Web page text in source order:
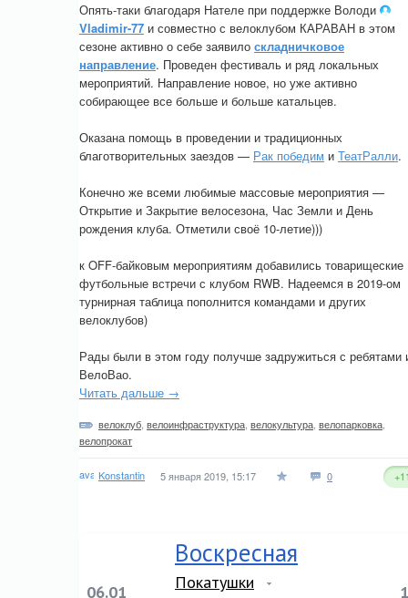
Опять-таки благодаря Нателе при поддержке Володи
Vladimir-77 и совместно с велоклубом КАРАВАН в этом
сезоне активно о себе заявило складничковое
направление. Проведен фестиваль и ряд локальных
мероприятий. Направление новое, но уже активно
собирающее все больше и больше катальцев.
Оказана помощь в проведении и традиционных
благотворительных заездов — Рак победим и ТеатРалли.
Конечно же всеми любимые массовые мероприятия —
Открытие и Закрытие велосезона, Час Земли и День
рождения клуба. Отметили своё 10-летие)))
к OFF-байковым мероприятиям добавились товарищеские
футбольные встречи с клубом RWB. Надеемся в 2019-ом
турнирная таблица пополнится командами и других
велоклубов)
Рады были в этом году получше задружиться с ребятами
ВелоВао.
Читать дальше →
велоклуб велоинфраструктура велокультура велопарковка
велопрокат
Konstantin 5 января 2019, 15:17 0
06.01
Воскресная
Покатушки 1